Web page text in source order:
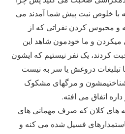
با خلوص نیت پیش شما آمدند می
و محبوس کردن نفراتی که از
و ما خودمون شاهد این
کردند، یک نفر نیستیم که ایشون
تبلیغات دروغش یا سر به نیست
و مرگهای مشکوک
داره اتفاق می افته.
های کلان که صرف مهمانی های
فسیل شده می کنه و